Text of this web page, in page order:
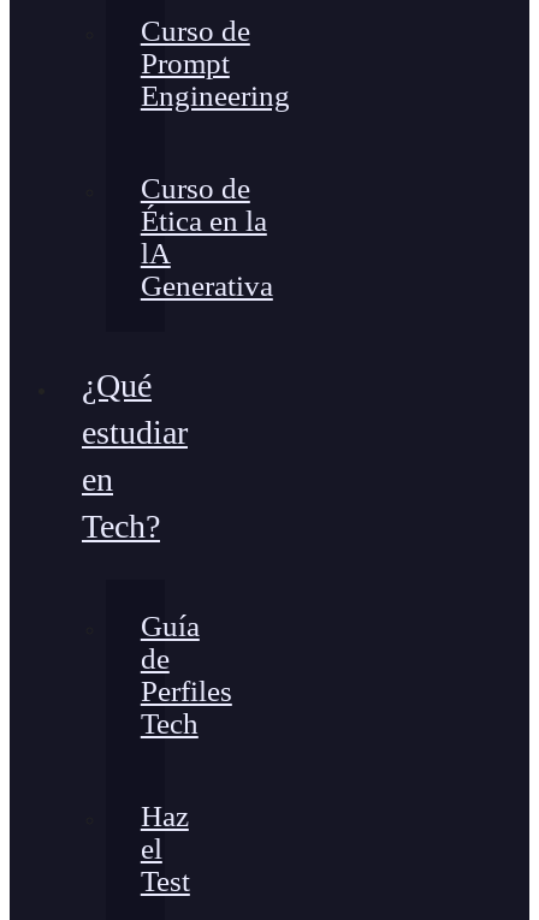
Curso de
Prompt
Engineering
Curso de
Ética en la
lA
Generativa
¿Qué
estudiar
en
Tech?
Guía
de
Perfiles
Tech
Haz
el
Test